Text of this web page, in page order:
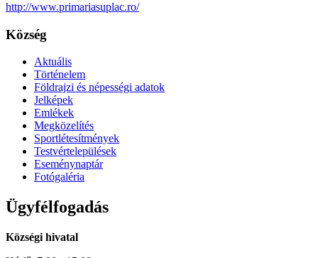
http://www.primariasuplac.ro/
Község
Aktuális
Történelem
Földrajzi és népességi adatok
Jelképek
Emlékek
Megközelítés
Sportlétesítmények
Testvértelepülések
Eseménynaptár
Fotógaléria
Ügyfélfogadás
Községi hivatal